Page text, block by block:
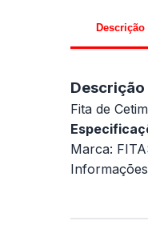
Descrição
Fita de
Marca: